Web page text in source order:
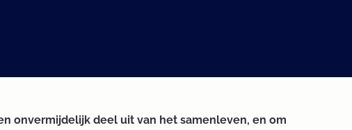
onvermijdelijk deel uit van het samenleven, en om